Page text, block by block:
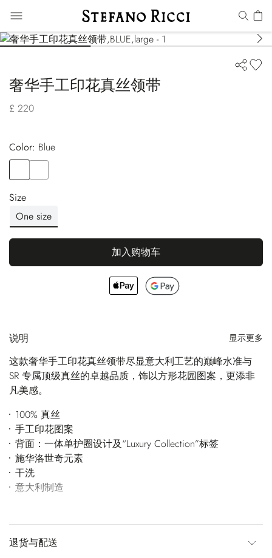
奢华手工印花真丝领带
£ 220
Color:
blue
Size
One size
加入购物车
说明 显示更多
这款奢华手工印花真丝领带尽显意大利工艺的巅峰水准与
SR 专属顶级真丝的卓越品质，饰以方形花园图案，更添非
凡美感。
100% 真丝
手工印花图案
背面：一体单护圈设计及“Luxury Collection”标签
施华洛世奇元素
干洗
意大利制造
退货与配送